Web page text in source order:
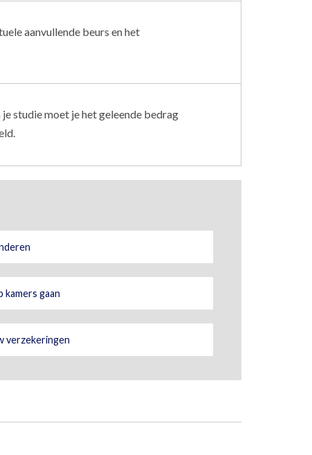
aanvullende beurs en het
studie moet je het geleende bedrag
kamers gaan
verzekeringen